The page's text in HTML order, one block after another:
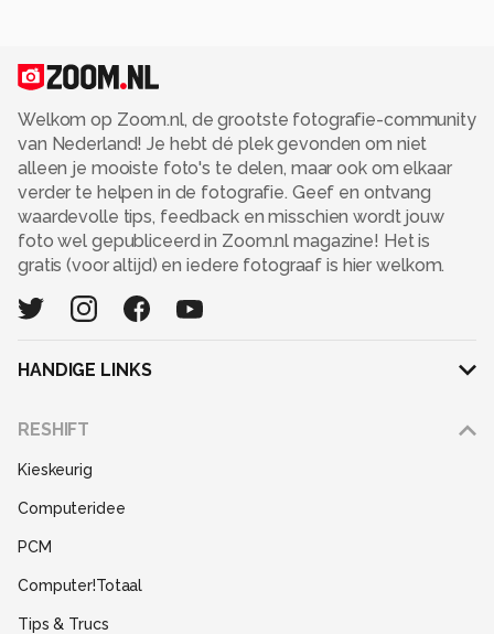
Welkom op Zoom.nl, de grootste fotografie-community
van Nederland! Je hebt dé plek gevonden om niet
alleen je mooiste foto's te delen, maar ook om elkaar
verder te helpen in de fotografie. Geef en ontvang
waardevolle tips, feedback en misschien wordt jouw
foto wel gepubliceerd in Zoom.nl magazine! Het is
gratis (voor altijd) en iedere fotograaf is hier welkom.
HANDIGE LINKS
RESHIFT
Kieskeurig
Computeridee
PCM
Computer!Totaal
Tips & Trucs